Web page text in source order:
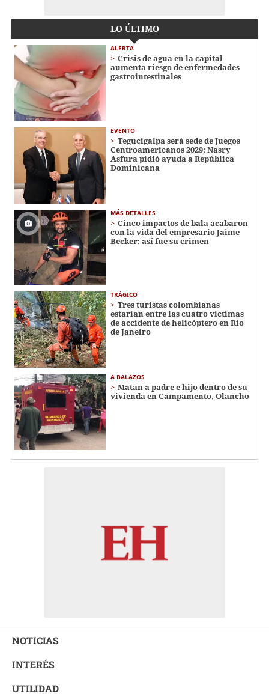
LO ÚLTIMO
ALERTA
Crisis de agua en la capital
aumenta riesgo de enfermedades
gastrointestinales
EVENTO
Tegucigalpa será sede de Juegos
Centroamericanos 2029; Nasry
Asfura pidió ayuda a República
Dominicana
MÁS DETALLES
Cinco impactos de bala acabaron
con la vida del empresario Jaime
Becker: así fue su crimen
TRÁGICO
Tres turistas colombianas
estarían entre las cuatro víctimas
de accidente de helicóptero en Río
de Janeiro
A BALAZOS
Matan a padre e hijo dentro de su
vivienda en Campamento, Olancho
NOTICIAS
INTERÉS
UTILIDAD